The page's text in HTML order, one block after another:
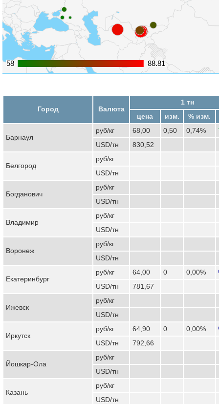
58
58 88.81
88.81
Город Валюта
1 тн
цена
изм. % изм.
Барнаул
руб/кг 68,00 0,50
0,74%
USD/тн
830,52
Белгород
руб/кг
USD/тн
Богданович
руб/кг
USD/тн
Владимир
руб/кг
USD/тн
Воронеж
руб/кг
USD/тн
Екатеринбург
руб/кг 64,00 0
0,00%
USD/тн
781,67
Ижевск
руб/кг
USD/тн
Иркутск
руб/кг 64,90 0
0,00%
USD/тн
792,66
Йошкар-Ола
руб/кг
USD/тн
Казань
руб/кг
USD/тн